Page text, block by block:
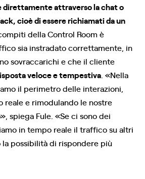
direttamente attraverso la chat o
cioè di essere richiamati da un
della Control Room è
sia instradato correttamente, in
sovraccarichi e che il cliente
veloce e tempestiva . «Nella
il perimetro delle interazioni,
reale e rimodulando le nostre
spiega Fule. «Se ci sono dei
in tempo reale il traffico su altri
possibilità di rispondere più